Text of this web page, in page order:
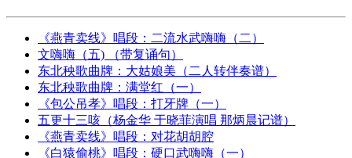
《燕青卖线》唱段：二流水武嗨嗨（二）
文嗨嗨（五) （带复诵句）
东北秧歌曲牌：大姑娘美（二人转伴奏谱）
东北秧歌曲牌：满堂红（一）
《包公吊孝》唱段：打牙牌（一）
五更十三咳（杨金华 于晓菲演唱 那炳晨记谱）
《燕青卖线》唱段：对花胡胡腔
《白猿偷桃》唱段：硬口武嗨嗨（一）